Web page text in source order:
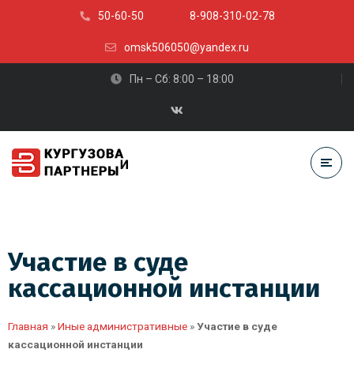
50-60-50 8-908-310-02-78
omsk506050@yandex.ru
Пн – Сб: 8:00 – 18:00
Участие в суде
кассационной инстанции
Главная »Иные административные »Участие в суде
кассационной инстанции